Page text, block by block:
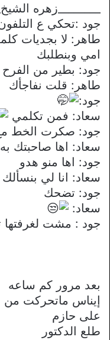
________زهره
جود :تحكي ع
طاهر: لا بجديات
امي وبنطلبك
جود: بطير من
طاهر: قلت نفاجأك
جود:
سعاد: فمن تكلمي
جود: صكرت الخط
سعاد: اها صاحبتك
جود: اها منو هدو
سعاد: انا لي بنسألك
جود: تضحك
سعاد:
جود : مشت
بعد مرور كم ساعه
إيناس ماتحركت من
على حازم
طلع الدكتور